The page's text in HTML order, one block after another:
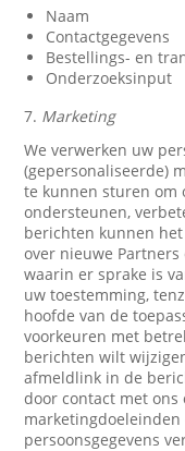
Naam
Contactgegevens
Bestellings- en
Onderzoeksinput
7. Marketing
We verwerken uw
(gepersonaliseerde)
te kunnen sturen om
ondersteunen,
berichten kunnen
over nieuwe
waarin er sprake is
uw toestemming,
hoofde van de
voorkeuren met
berichten wilt
afmeldlink in de
door contact met ons
persoonsgegevens